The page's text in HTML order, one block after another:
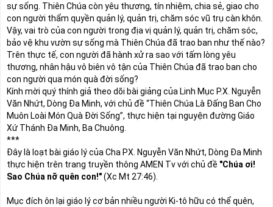
sự sống. Thiên Chúa còn yêu thương, tín nhiệm, chia sẻ, giao cho
con người thẩm quyền quản lý, quản trị, chăm sóc vũ trụ càn khôn.
Vậy, vai trò của con người trong địa vị quản lý, quản trị, chăm sóc,
bảo vệ khu vườn sự sống mà Thiên Chúa đã trao ban như thế nào?
Trên thực tế, con người đã hành xử ra sao với tấm lòng yêu
thương, nhân hậu vô biên vô tận của Thiên Chúa đã trao ban cho
con người qua món quà đời sống?
Kính mời quý thính giả theo dõi bài giảng của Linh Mục P.X. Nguyễn
Văn Nhứt, Dòng Đa Minh, với chủ đề “Thiên Chúa Là Đấng Ban Cho
Muôn Loài Món Quà Đời Sống”, thực hiện tại nguyện đường Giáo
Xứ Thánh Đa Minh, Ba Chuông.
***
Đây là loạt bài giáo lý của Cha PX. Nguyễn Văn Nhứt, Dòng Đa Minh
thực hiện trên trang truyền thông AMEN Tv với chủ đề "Chúa ơi!
Sao Chúa nỡ quên con!" (Xc Mt 27:46).
Mục đích ôn lại giáo lý cơ bản nhiều người Ki-tô hữu có thể quên,